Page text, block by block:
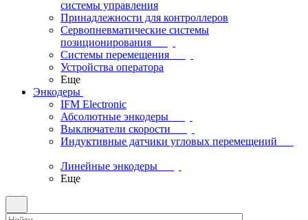
системы управления
Принадлежности для контроллеров
Сервопневматические системы
позиционирования
Системы перемещения
Устройства оператора
Еще
Энкодеры
IFM Electronic
Абсолютные энкодеры
Выключатели скорости
Индуктивные датчики угловых перемещений
Линейные энкодеры
Еще